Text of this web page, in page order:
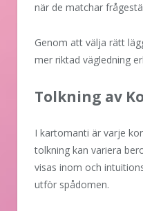
när de matchar
Genom att välja rätt
mer riktad vägledning
Tolkning av
I kartomanti är varje
tolkning kan variera
visas inom och
utför spådomen.